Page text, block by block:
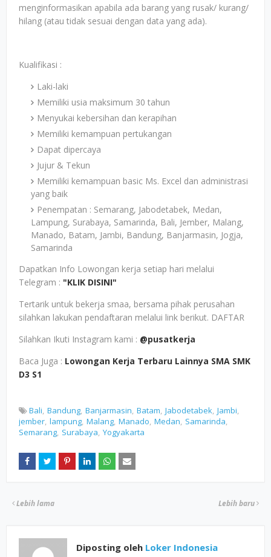
menginformasikan apabila ada barang yang rusak/ kurang/
hilang (atau tidak sesuai dengan data yang ada).
Kualifikasi :
Laki-laki
Memiliki usia maksimum 30 tahun
Menyukai kebersihan dan kerapihan
Memiliki kemampuan pertukangan
Dapat dipercaya
Jujur & Tekun
Memiliki kemampuan basic Ms. Excel dan administrasi
yang baik
Penempatan : Semarang, Jabodetabek, Medan,
Lampung, Surabaya, Samarinda, Bali, Jember, Malang,
Manado, Batam, Jambi, Bandung, Banjarmasin, Jogja,
Samarinda
Dapatkan Info Lowongan kerja setiap hari melalui
Telegram : "KLIK DISINI"
Tertarik untuk bekerja smaa, bersama pihak perusahan
silahkan lakukan pendaftaran melalui link berikut. DAFTAR
Silahkan Ikuti Instagram kami : @pusatkerja
Baca Juga : Lowongan Kerja Terbaru Lainnya SMA SMK
D3 S1
Bali Bandung Banjarmasin Batam Jabodetabek Jambi
jember lampung Malang Manado Medan Samarinda
Semarang Surabaya Yogyakarta
Lebih baru
Lebih lama
Diposting oleh Loker Indonesia